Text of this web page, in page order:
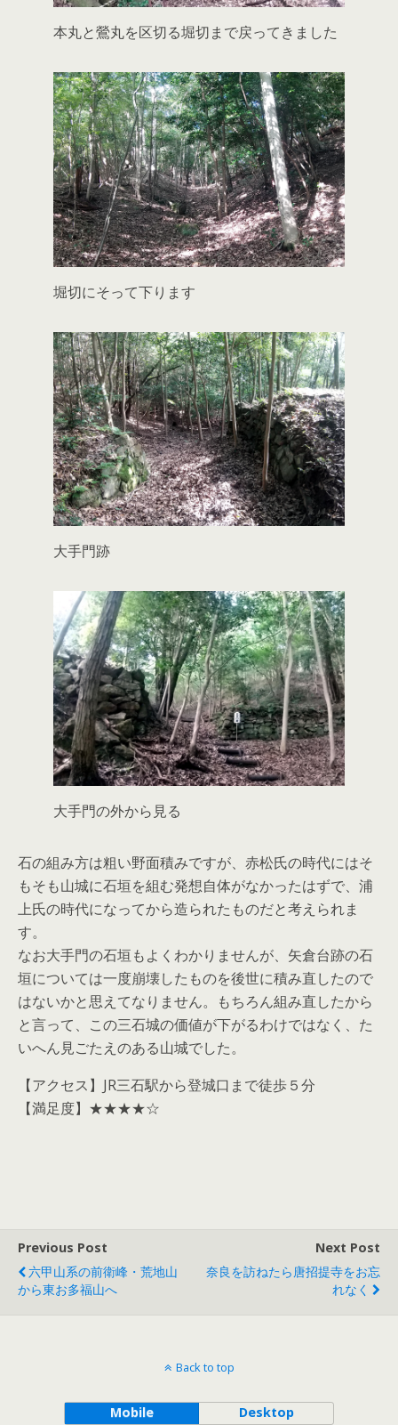
本丸と鶯丸を区切る堀切まで戻ってきました
堀切にそって下ります
大手門跡
大手門の外から見る
石の組み方は粗い野面積みですが、赤松氏の時代にはそ
もそも山城に石垣を組む発想自体がなかったはずで、浦
上氏の時代になってから造られたものだと考えられま
す。
なお大手門の石垣もよくわかりませんが、矢倉台跡の石
垣については一度崩壊したものを後世に積み直したので
はないかと思えてなりません。もちろん組み直したから
と言って、この三石城の価値が下がるわけではなく、た
いへん見ごたえのある山城でした。
【アクセス】JR三石駅から登城口まで徒歩５分
【満足度】★★★★☆
Previous Post
六甲山系の前衛峰・荒地山
から東お多福山へ
Next Post
奈良を訪ねたら唐招提寺をお忘
れなく
Back to top
Mobile Desktop